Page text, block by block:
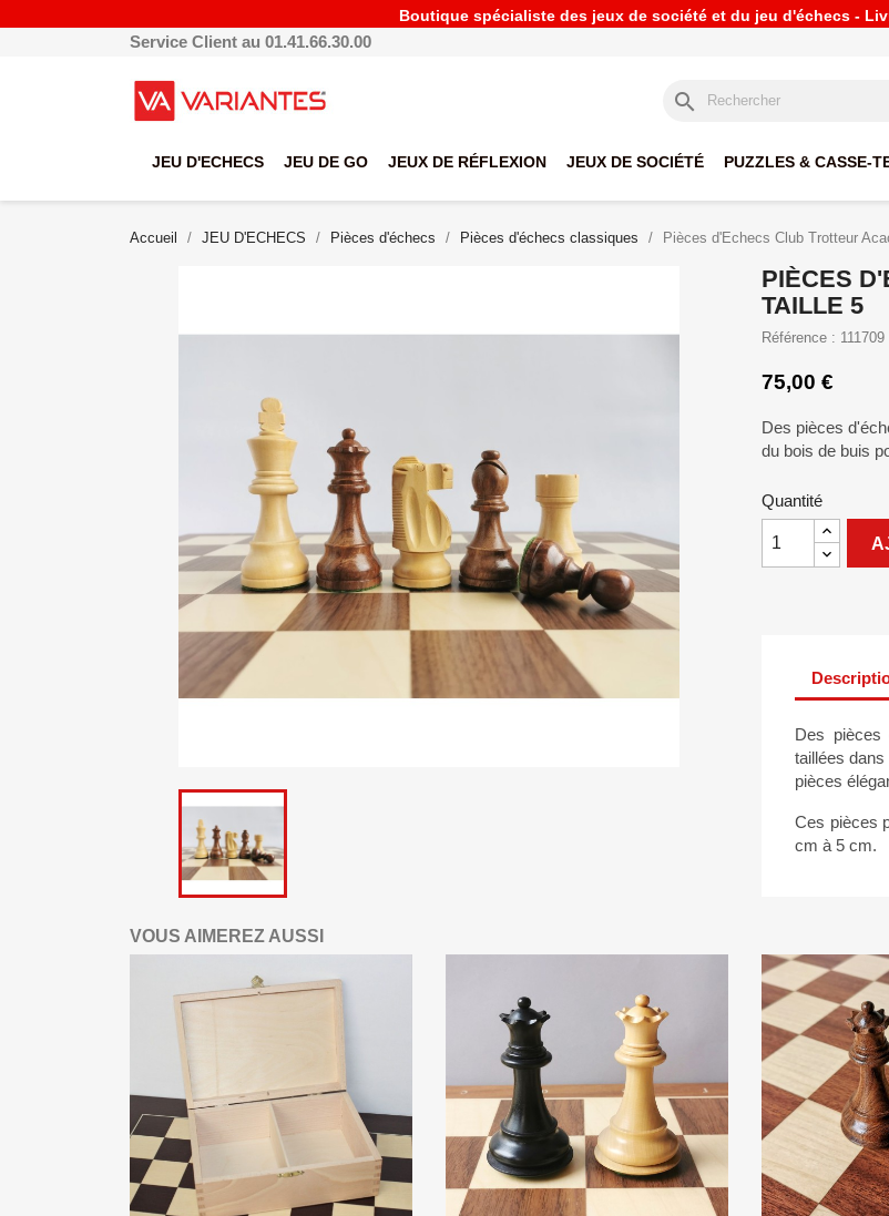
Boutique spécialiste des jeux de société et du jeu d'échecs -
Service Client au 01.41.66.30.00
search
JEU D'ECHECS JEU DE GO JEUX DE RÉFLEXION JEUX DE SOCIÉTÉ PUZZLES & CASSE-
Accueil JEU D'ECHECS Pièces d'échecs Pièces d'échecs classiques Pièces d'Echecs Club Trotteur
PIÈCES
TAILLE 5
Référence : 111709
75,00 €
Des pièces
du bois de buis
Quantité
Des pièces
taillées
pièces
Ces pièces
cm à 5 cm.
VOUS AIMEREZ AUSSI